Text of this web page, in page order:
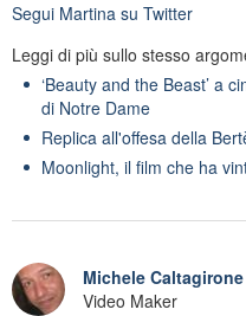
Segui Martina su Twitter
Leggi di più sullo stesso
‘Beauty and the Beast’ a
di Notre Dame
Replica all'offesa della
Moonlight, il film che ha
Michele Caltagirone
Video Maker